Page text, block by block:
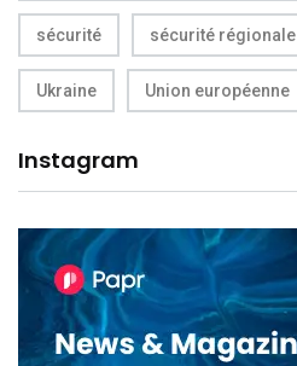
sécurité sécurité régionale
Ukraine Union européenne
Instagram